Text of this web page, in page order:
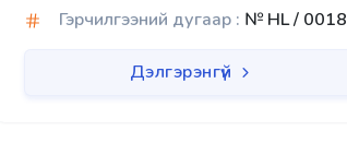
Гэрчилгээний дугаар : № HL / 0018
Дэлгэрэнгүй